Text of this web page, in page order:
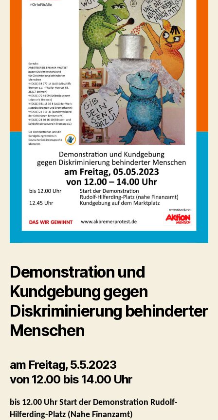
Demonstration und
Kundgebung gegen
Diskriminierung behinderter
Menschen
am Freitag, 5.5.2023
von 12.00 bis 14.00 Uhr
bis 12.00 Uhr Start der Demonstration Rudolf-
Hilferding-Platz (Nahe Finanzamt)